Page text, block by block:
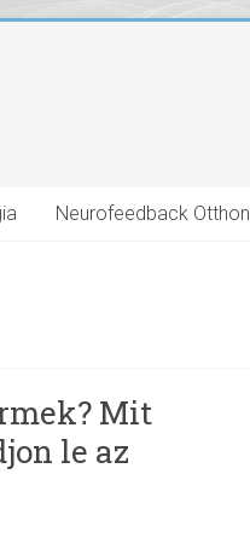
Neurofeedback Otthon
Mit
le az